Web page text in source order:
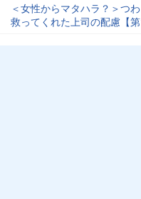
＜女性からマタハラ？＞つ
救ってくれた上司の配慮【第